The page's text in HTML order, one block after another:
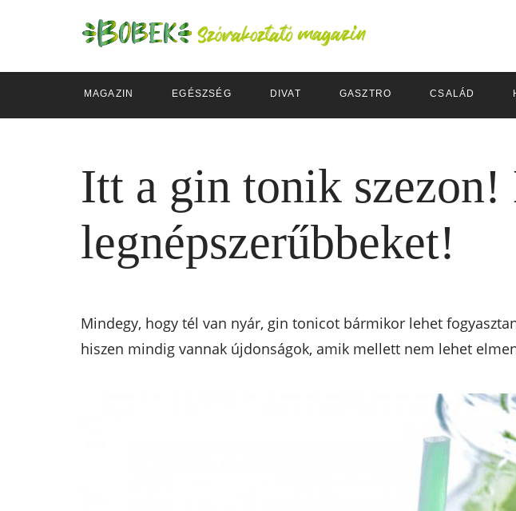
MAGAZIN EGÉSZSÉG DIVAT GASZTRO CSALÁD
Itt a gin tonik
legnépszerűbbeket!
Mindegy, hogy tél van nyár, gin tonicot bármikor lehet
hiszen mindig vannak újdonságok, amik mellett nem lehet